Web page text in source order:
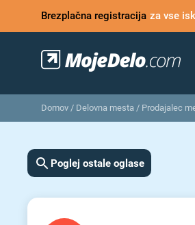
Brezplačna registracija za vse
Domov / Delovna mesta / Prodajalec
Poglej ostale oglase